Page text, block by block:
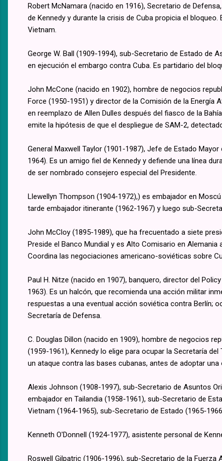
Robert McNamara (nacido en 1916), Secretario de
de Kennedy y durante la crisis de Cuba propicia el
Vietnam.
George W. Ball (1909-1994), sub-Secretario de Estado de
en ejecución el embargo contra Cuba. Es partidario del
John McCone (nacido en 1902), hombre de negocios
Force (1950-1951) y director de la Comisión de la Energía
en reemplazo de Allen Dulles después del fiasco de la
emite la hipótesis de que el despliegue de SAM-2,
General Maxwell Taylor (1901-1987), Jefe de Estado
1964). Es un amigo fiel de Kennedy y defiende una línea
de ser nombrado consejero especial del Presidente.
Llewellyn Thompson (1904-1972),) es embajador en
tarde embajador itinerante (1962-1967) y luego sub-
John McCloy (1895-1989), que ha frecuentado a siete
Preside el Banco Mundial y es Alto Comisario en
Coordina las negociaciones americano-soviéticas sobre
Paul H. Nitze (nacido en 1907), banquero, director del
1963). Es un halcón, que recomienda una acción militar
respuestas a una eventual acción soviética contra Berlín;
Secretaría de Defensa.
C. Douglas Dillon (nacido en 1909), hombre de negocios
(1959-1961), Kennedy lo elige para ocupar la Secretaría
un ataque contra las bases cubanas, antes de adoptar
Alexis Johnson (1908-1997), sub-Secretario de Asuntos
embajador en Tailandia (1958-1961), sub-Secretario de
Vietnam (1964-1965), sub-Secretario de Estado (1965-
Kenneth O'Donnell (1924-1977), asistente personal de
Roswell Gilpatric (1906-1996), sub-Secretario de la